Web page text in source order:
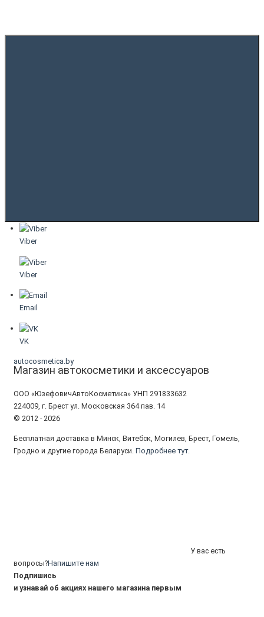
Viber
Viber
Email
VK
autocosmetica.by
Магазин автокосметики и аксессуаров
ООО «ЮзефовичАвтоКосметика» УНП 291833632
224009, г. Брест ул. Московская 364 пав. 14
© 2012 - 2026
Бесплатная доставка в Минск, Витебск, Могилев, Брест, Гомель,
Гродно и другие города Беларуси. Подробнее тут.
У вас есть
вопросы?Напишите нам
Подпишись
и узнавай об акциях нашего магазина первым